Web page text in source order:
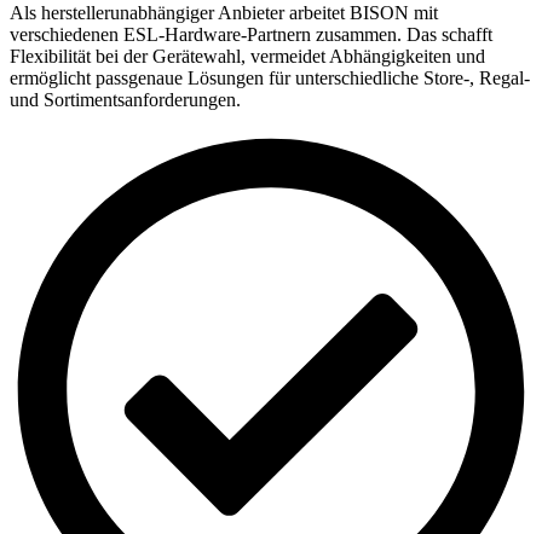
Als herstellerunabhängiger Anbieter arbeitet BISON mit
verschiedenen ESL‑Hardware‑Partnern zusammen. Das schafft
Flexibilität bei der Gerätewahl, vermeidet Abhängigkeiten und
ermöglicht passgenaue Lösungen für unterschiedliche Store‑, Regal‑
und Sortimentsanforderungen.